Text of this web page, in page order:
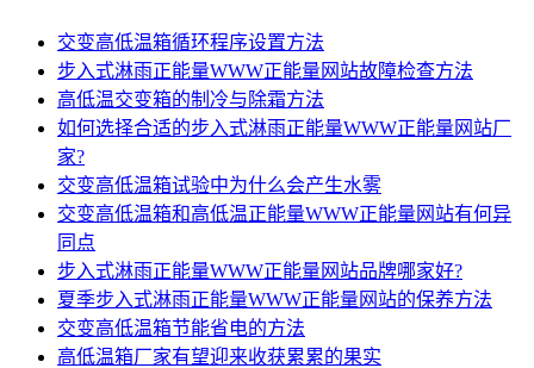
交变高低温箱循环程序设置方法
步入式淋雨正能量WWW正能量网站故障检查方法
高低温交变箱的制冷与除霜方法
如何选择合适的步入式淋雨正能量WWW正能量网站厂
家?
交变高低温箱试验中为什么会产生水雾
交变高低温箱和高低温正能量WWW正能量网站有何异
同点
步入式淋雨正能量WWW正能量网站品牌哪家好?
夏季步入式淋雨正能量WWW正能量网站的保养方法
交变高低温箱节能省电的方法
高低温箱厂家有望迎来收获累累的果实